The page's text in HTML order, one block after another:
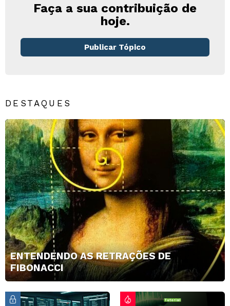
Faça a sua contribuição de
hoje.
Publicar Tópico
DESTAQUES
ENTENDENDO AS RETRAÇÕES DE
FIBONACCI